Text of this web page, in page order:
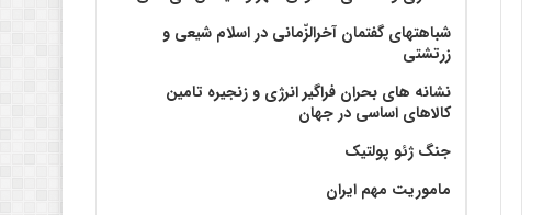
شباهتهای گفتمان آخر‌الزّمانی در اسلام شیعی و
زرتشتی
نشانه های بحران فراگیر انرژی و زنجیره تامین
کالاهای اساسی در جهان
جنگ ژئو پولتیک
ماموریت مهم ایران